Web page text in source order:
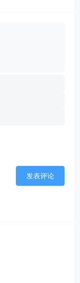
发表评论